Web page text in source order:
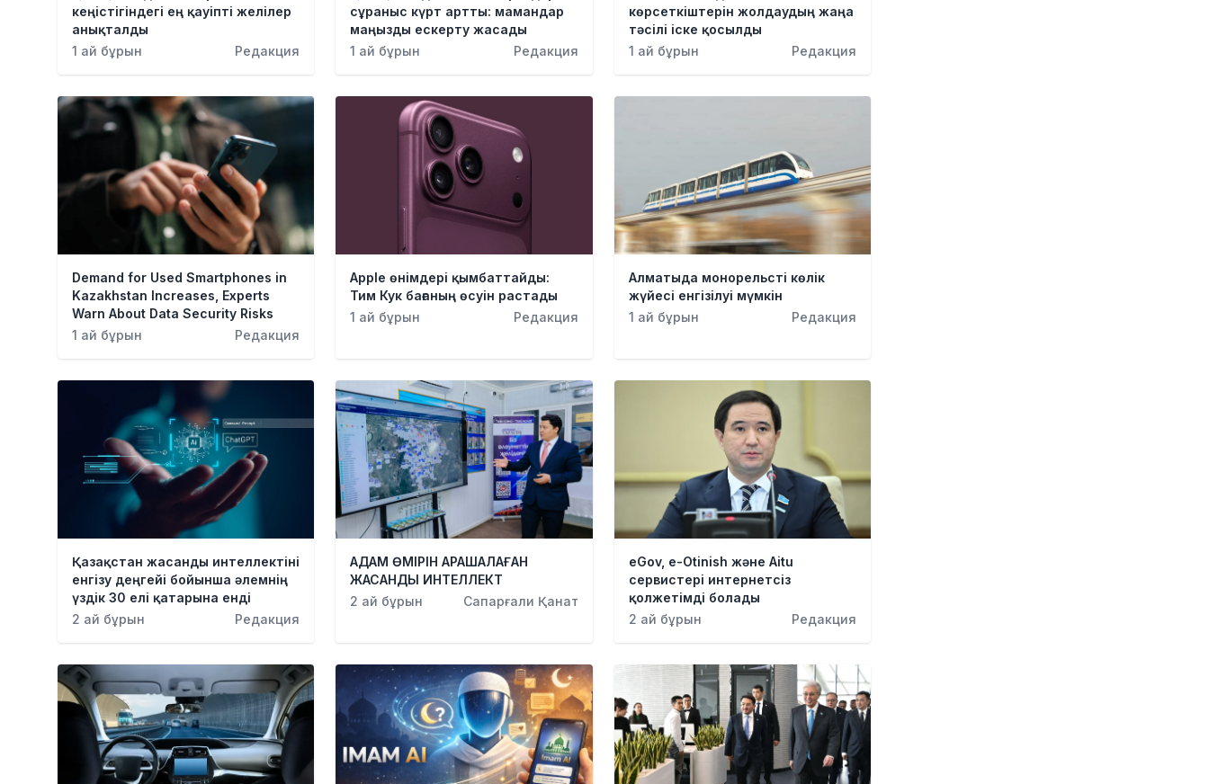
кеңістігіндегі ең қауіпті желілер
анықталды
1 ай бұрын
Редакция
сұраныс күрт артты: мамандар
маңызды ескерту жасады
1 ай бұрын
Редакция
көрсеткіштерін жолдаудың жаңа
тәсілі іске қосылды
1 ай бұрын
Редакция
Demand for Used Smartphones in
Kazakhstan Increases, Experts
Warn About Data Security Risks
1 ай бұрын
Редакция
Apple өнімдері қымбаттайды:
Тим Кук бағаның өсуін растады
1 ай бұрын
Редакция
Алматыда монорельсті көлік
жүйесі енгізілуі мүмкін
1 ай бұрын
Редакция
Қазақстан жасанды интеллектіні
енгізу деңгейі бойынша әлемнің
үздік 30 елі қатарына енді
2 ай бұрын
Редакция
АДАМ ӨМІРІН АРАШАЛАҒАН
ЖАСАНДЫ ИНТЕЛЛЕКТ
2 ай бұрын
Сапарғали Қанат
eGov, e-Otinish және Aitu
сервистері интернетсіз
қолжетімді болады
2 ай бұрын
Редакция